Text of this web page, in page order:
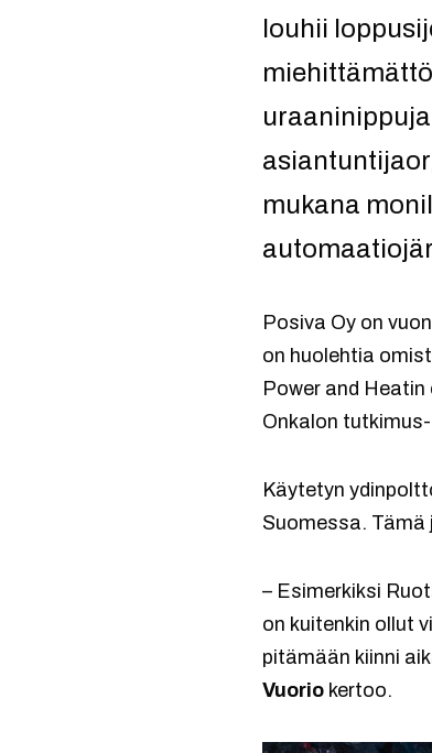
louhii
mukana
Posiva Oy on
on huolehtia
Power and
Onkalon
Käytetyn
Suomessa.
– Esimerkiksi
on kuitenkin ollut
pitämään kiinni
Vuorio kertoo.